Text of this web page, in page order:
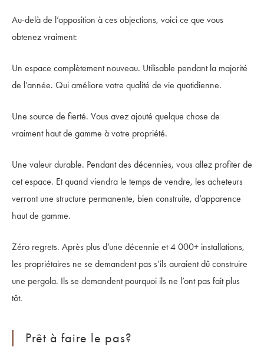
Au-delà de l’opposition à ces objections, voici ce que vous
obtenez vraiment:
Un espace complètement nouveau. Utilisable pendant la majorité
de l’année. Qui améliore votre qualité de vie quotidienne.
Une source de fierté. Vous avez ajouté quelque chose de
vraiment haut de gamme à votre propriété.
Une valeur durable. Pendant des décennies, vous allez profiter de
cet espace. Et quand viendra le temps de vendre, les acheteurs
verront une structure permanente, bien construite, d’apparence
haut de gamme.
Zéro regrets. Après plus d’une décennie et 4 000+ installations,
les propriétaires ne se demandent pas s’ils auraient dû construire
une pergola. Ils se demandent pourquoi ils ne l’ont pas fait plus
tôt.
Prêt à faire le pas?